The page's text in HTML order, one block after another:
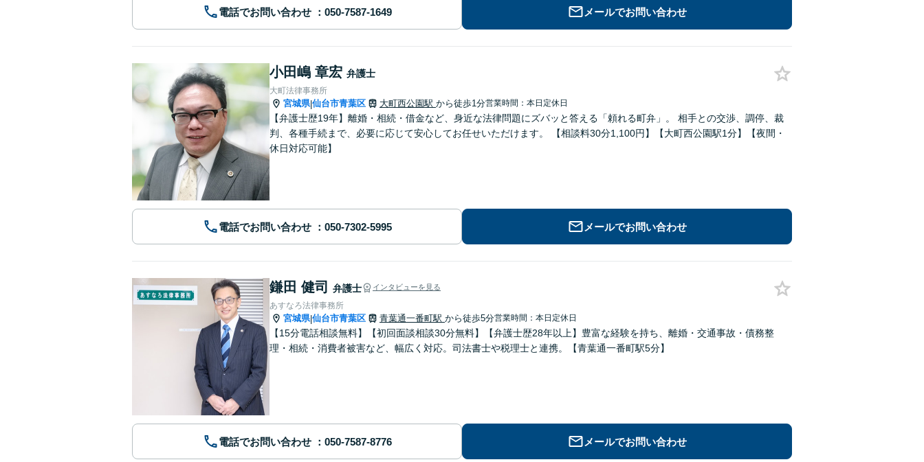
電話でお問い合わせ メールでお問い合わせ
小田嶋 章宏 弁護士
大町法律事務所
宮城県|仙台市青葉区 大町西公園駅 から徒歩1分営業時間：本日定休日
【弁護士歴19年】離婚・相続・借金など、身近な法律問題にズバッと答える「頼れる町弁」。 相手との交渉、調停、裁
判、各種手続まで、必要に応じて安心してお任せいただけます。 【相談料30分1,100円】【大町西公園駅1分】【夜間・
休日対応可能】
電話でお問い合わせ メールでお問い合わせ
鎌田 健司 弁護士 インタビューを見る
あすなろ法律事務所
宮城県|仙台市青葉区 青葉通一番町駅 から徒歩5分営業時間：本日定休日
【15分電話相談無料】【初回面談相談30分無料】【弁護士歴28年以上】豊富な経験を持ち、離婚・交通事故・債務整
理・相続・消費者被害など、幅広く対応。司法書士や税理士と連携。【青葉通一番町駅5分】
電話でお問い合わせ メールでお問い合わせ